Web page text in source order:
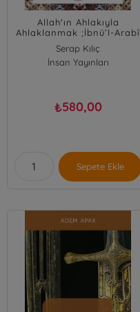
Allah'ın Ahlakıyla
Ahlaklanmak ;İbnü’l-Arabî
Düşüncesinde Ahlak
Serap Kılıç
İnsan Yayınları
₺580,00
Sepete Ekle